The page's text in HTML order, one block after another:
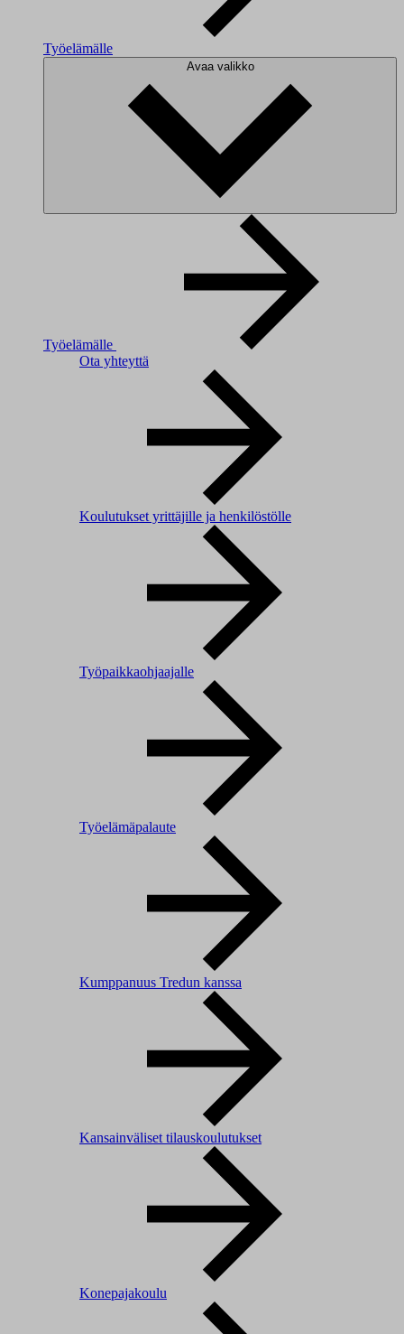
Työelämälle
Avaa valikko
Työelämälle
Ota yhteyttä
Koulutukset yrittäjille ja henkilöstölle
Työpaikkaohjaajalle
Työelämäpalaute
Kumppanuus Tredun kanssa
Kansainväliset tilauskoulutukset
Konepajakoulu